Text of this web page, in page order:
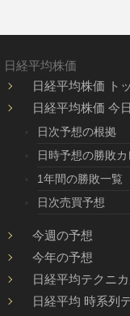
日経平均株価
日経平均株価 ト
日経平均株価 今
日次予想の根拠
日時予想の勝敗
1年間の勝敗一覧
日次売買予想
今週の予想
今年の予想
日経平均テクニ
日経平均 時系列